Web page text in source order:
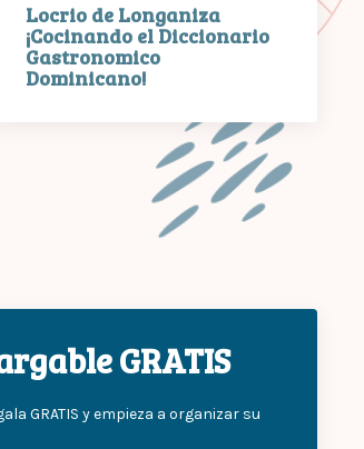
Locrio de Longaniza
¡Cocinando el Diccionario
Gastronomico
Dominicano!
GRATIS
GRATIS y empieza a organizar su